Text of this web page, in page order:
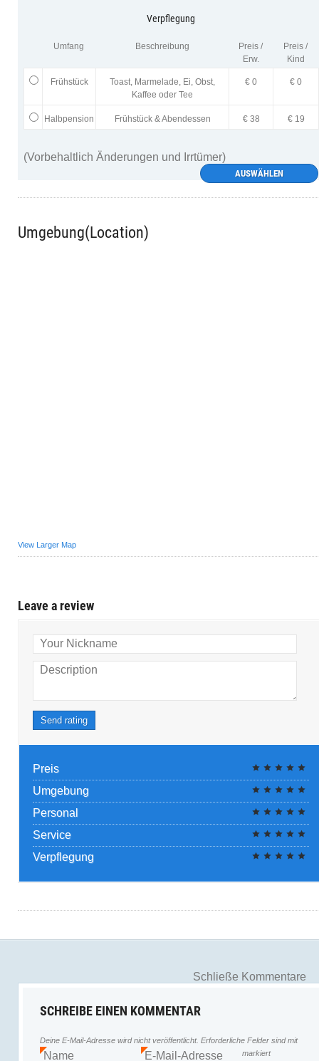
Verpflegung
Umfang Beschreibung
Preis /
Erw.
Preis /
Kind
Frühstück
Toast, Marmelade, Ei, Obst,
Kaffee oder Tee
€ 0 € 0
Halbpension Frühstück & Abendessen € 38 € 19
(Vorbehaltlich Änderungen und Irrtümer)
AUSWÄHLEN
Umgebung(Location)
View Larger Map
Leave a review
Your Nickname
Description
Send rating
Preis
Umgebung
Personal
Service
Verpflegung
Schließe Kommentare
SCHREIBE EINEN KOMMENTAR
Deine E-Mail-Adresse wird nicht veröffentlicht. Erforderliche Felder sind mit
markiert
Name E-Mail-Adresse